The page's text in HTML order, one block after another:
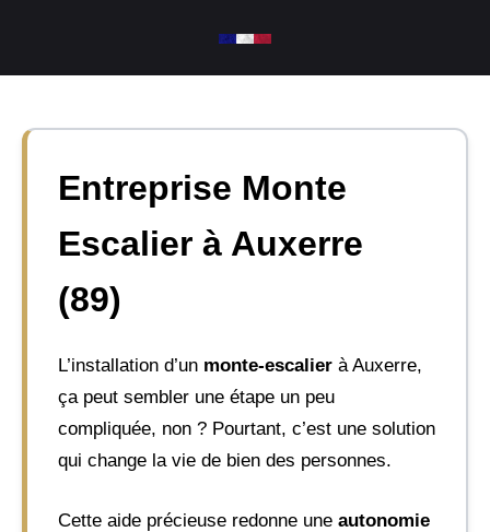
contenu
Entreprise Monte
Escalier à Auxerre
(89)
L’installation d’un monte-escalier à Auxerre,
ça peut sembler une étape un peu
compliquée, non ? Pourtant, c’est une solution
qui change la vie de bien des personnes.
Cette aide précieuse redonne une autonomie